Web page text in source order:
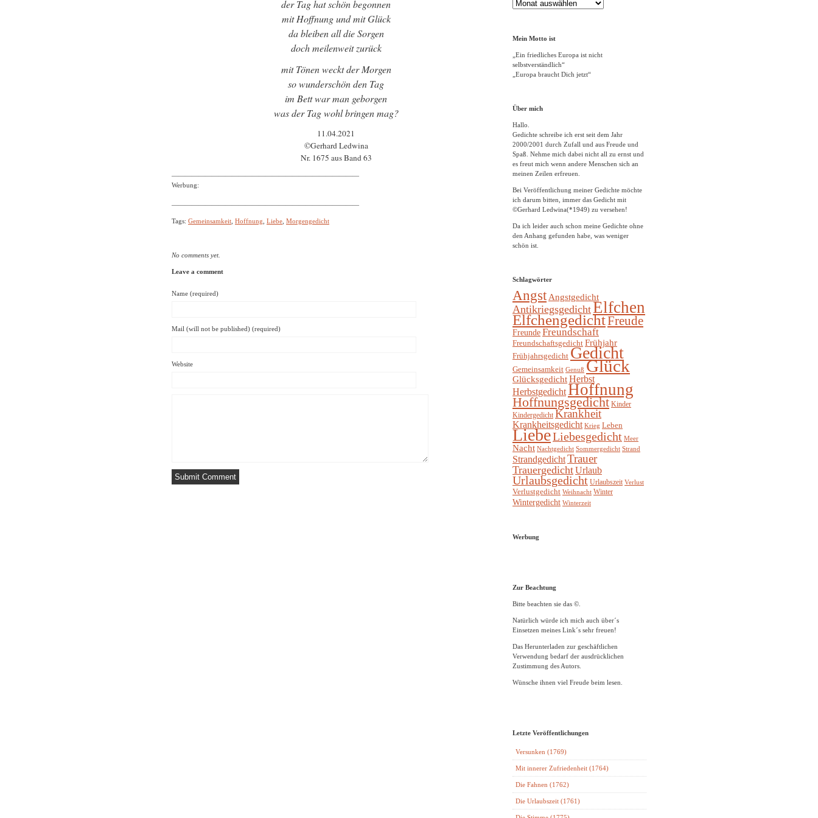
der Tag hat schön begonnen
mit Hoffnung und mit Glück
da bleiben all die Sorgen
doch meilenweit zurück
mit Tönen weckt der Morgen
so wunderschön den Tag
im Bett war man geborgen
was der Tag wohl bringen mag?
11.04.2021
©Gerhard Ledwina
Nr. 1675 aus Band 63
————————————————————————————
Werbung:
————————————————————————————
Tags: Gemeinsamkeit Hoffnung Liebe Morgengedicht
No comments yet.
Leave a comment
Name (required)
Mail (will not be published) (required)
Website
Gedichte
Archiv
Mein Motto ist
„Ein friedliches Europa ist nicht
selbstverständlich“
„Europa braucht Dich jetzt“
Über mich
Hallo.
Gedichte schreibe ich erst seit dem Jahr
2000/2001 durch Zufall und aus Freude und
Spaß. Nehme mich dabei nicht all zu ernst und
es freut mich wenn andere Menschen sich an
meinen Zeilen erfreuen.
Bei Veröffentlichung meiner Gedichte möchte
ich darum bitten, immer das Gedicht mit
©Gerhard Ledwina(*1949) zu versehen!
Da ich leider auch schon meine Gedichte ohne
den Anhang gefunden habe, was weniger
schön ist.
Schlagwörter
Angst Angstgedicht
AntikriegsgedichtElfchen
ElfchengedichtFreude
FreundeFreundschaft
Freundschaftsgedicht Frühjahr
Frühjahrsgedicht Gedicht
Gemeinsamkeit Genuß Glück
GlücksgedichtHerbst
HerbstgedichtHoffnung
Hoffnungsgedicht Kinder
Kindergedicht Krankheit
Krankheitsgedicht Krieg Leben
LiebeLiebesgedicht Meer
Nacht Nachtgedicht Sommergedicht Strand
StrandgedichtTrauer
TrauergedichtUrlaub
Urlaubsgedicht Urlaubszeit Verlust
Verlustgedicht Weihnacht Winter
Wintergedicht Winterzeit
Werbung
Zur Beachtung
Bitte beachten sie das ©.
Natürlich würde ich mich auch über´s
Einsetzen meines Link´s sehr freuen!
Das Herunterladen zur geschäftlichen
Verwendung bedarf der ausdrücklichen
Zustimmung des Autors.
Wünsche ihnen viel Freude beim lesen.
Letzte Veröffentlichungen
Versunken (1769)
Mit innerer Zufriedenheit (1764)
Die Fahnen (1762)
Die Urlaubszeit (1761)